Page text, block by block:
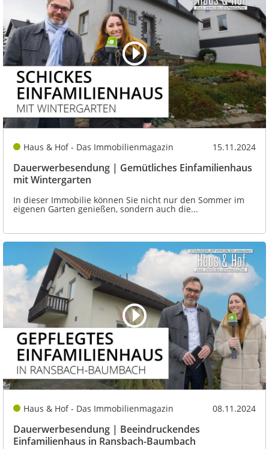
Haus & Hof - Das Immobilienmagazin 15.11.2024
Dauerwerbesendung | Gemütliches Einfamilienhaus
mit Wintergarten
In dieser Immobilie können Sie nicht nur den Sommer im
eigenen Garten genießen, sondern auch die...
Haus & Hof - Das Immobilienmagazin 08.11.2024
Dauerwerbesendung | Beeindruckendes
Einfamilienhaus in Ransbach-Baumbach